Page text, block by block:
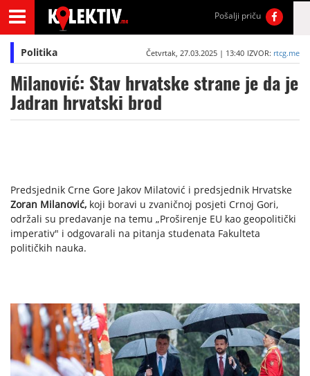
Pošalji priču
Politika Četvrtak, 27.03.2025 | 13:40 IZVOR: rtcg.me
Milanović: Stav hrvatske strane je da je
Jadran hrvatski brod
Predsjednik Crne Gore Jakov Milatović i predsjednik Hrvatske
Zoran Milanović, koji boravi u zvaničnoj posjeti Crnoj Gori,
održali su predavanje na temu „Proširenje EU kao geopolitički
imperativ" i odgovarali na pitanja studenata Fakulteta
političkih nauka.